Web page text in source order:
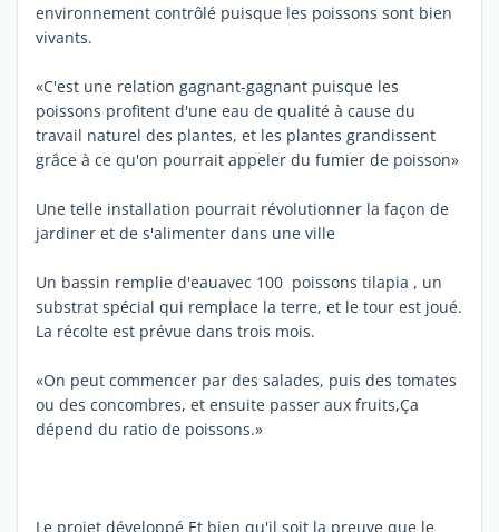
environnement contrôlé puisque les poissons sont bien
vivants.
«C'est une relation gagnant-gagnant puisque les
poissons profitent d'une eau de qualité à cause du
travail naturel des plantes, et les plantes grandissent
grâce à ce qu'on pourrait appeler du fumier de poisson»
Une telle installation pourrait révolutionner la façon de
jardiner et de s'alimenter dans une ville
Un bassin remplie d'eauavec 100 poissons tilapia , un
substrat spécial qui remplace la terre, et le tour est joué.
La récolte est prévue dans trois mois.
«On peut commencer par des salades, puis des tomates
ou des concombres, et ensuite passer aux fruits,Ça
dépend du ratio de poissons.»
Le projet développé Et bien qu'il soit la preuve que le